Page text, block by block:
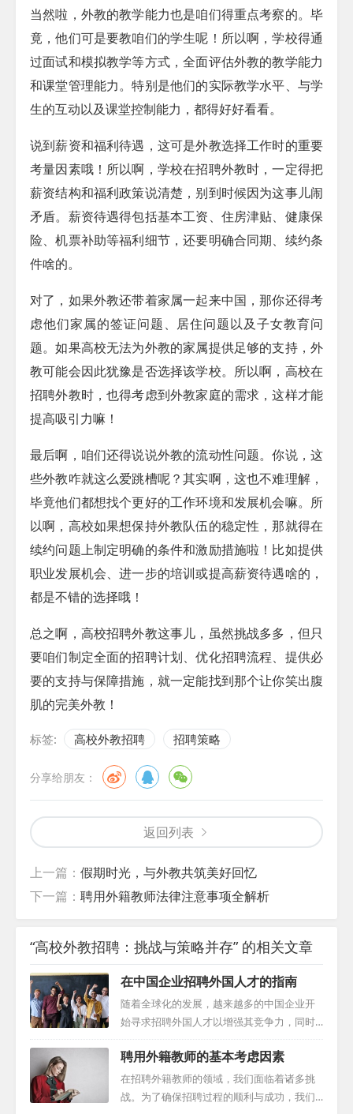
当然啦，外教的教学能力也是咱们得重点考察的。毕
竟，他们可是要教咱们的学生呢！所以啊，学校得通
过面试和模拟教学等方式，全面评估外教的教学能力
和课堂管理能力。特别是他们的实际教学水平、与学
生的互动以及课堂控制能力，都得好好看看。
说到薪资和福利待遇，这可是外教选择工作时的重要
考量因素哦！所以啊，学校在招聘外教时，一定得把
薪资结构和福利政策说清楚，别到时候因为这事儿闹
矛盾。薪资待遇得包括基本工资、住房津贴、健康保
险、机票补助等福利细节，还要明确合同期、续约条
件啥的。
对了，如果外教还带着家属一起来中国，那你还得考
虑他们家属的签证问题、居住问题以及子女教育问
题。如果高校无法为外教的家属提供足够的支持，外
教可能会因此犹豫是否选择该学校。所以啊，高校在
招聘外教时，也得考虑到外教家庭的需求，这样才能
提高吸引力嘛！
最后啊，咱们还得说说外教的流动性问题。你说，这
些外教咋就这么爱跳槽呢？其实啊，这也不难理解，
毕竟他们都想找个更好的工作环境和发展机会嘛。所
以啊，高校如果想保持外教队伍的稳定性，那就得在
续约问题上制定明确的条件和激励措施啦！比如提供
职业发展机会、进一步的培训或提高薪资待遇啥的，
都是不错的选择哦！
总之啊，高校招聘外教这事儿，虽然挑战多多，但只
要咱们制定全面的招聘计划、优化招聘流程、提供必
要的支持与保障措施，就一定能找到那个让你笑出腹
肌的完美外教！
标签: 高校外教招聘 招聘策略
分享给朋友：
返回列表
上一篇： 假期时光，与外教共筑美好回忆
下一篇： 聘用外籍教师法律注意事项全解析
“高校外教招聘：挑战与策略并存” 的相关文章
在中国企业招聘外国人才的指南
随着全球化的发展，越来越多的中国企业开
始寻求招聘外国人才以增强其竞争力，同时
也有越来越多的外国人在企业求职，然而，
这一过程并非易事，需要深入理解中国的法
律法规，并熟悉各种程序和要求。本指南旨
在为希望在中国招聘外国人才的企业提供全
聘用外籍教师的基本考虑因素
在招聘外籍教师的领域，我们面临着诸多挑
战。为了确保招聘过程的顺利与成功，我们